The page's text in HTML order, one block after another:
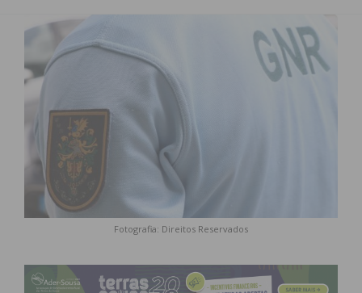
Fotografia: Direitos Reservados